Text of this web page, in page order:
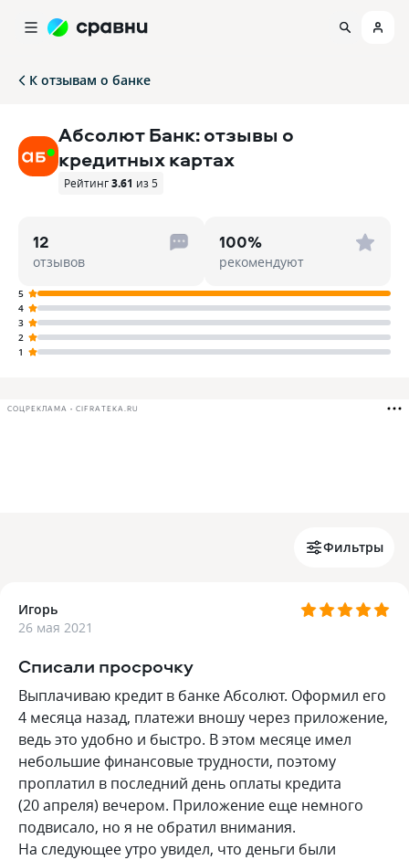
К отзывам о банке
Абсолют Банк: отзывы о
кредитных картах
Рейтинг3.61 из 5
12
отзывов
100%
рекомендуют
5
4
3
2
1
СОЦРЕКЛАМА • CIFRATEKA.RU
Фильтры
Игорь
26 мая 2021
Списали просрочку
Выплачиваю кредит в банке Абсолют. Оформил его
4 месяца назад, платежи вношу через приложение,
ведь это удобно и быстро. В этом месяце имел
небольшие финансовые трудности, поэтому
проплатил в последний день оплаты кредита
(20 апреля) вечером. Приложение еще немного
подвисало, но я не обратил внимания.
На следующее утро увидел, что деньги были